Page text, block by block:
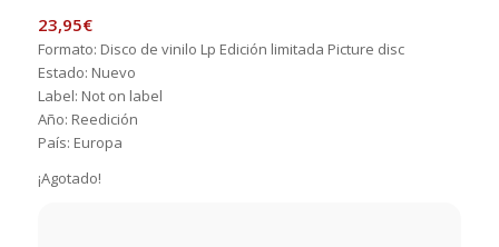
23,95€
Formato: Disco de vinilo Lp Edición limitada Picture disc
Estado: Nuevo
Label: Not on label
Año: Reedición
País: Europa
¡Agotado!